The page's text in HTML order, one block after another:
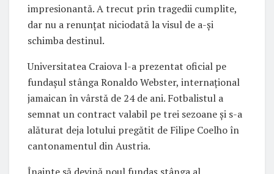
impresionantă. A trecut prin tragedii cumplite,
dar nu a renunțat niciodată la visul de a-și
schimba destinul.
Universitatea Craiova l-a prezentat oficial pe
fundașul stânga Ronaldo Webster, internațional
jamaican în vârstă de 24 de ani. Fotbalistul a
semnat un contract valabil pe trei sezoane și s-a
alăturat deja lotului pregătit de Filipe Coelho în
cantonamentul din Austria.